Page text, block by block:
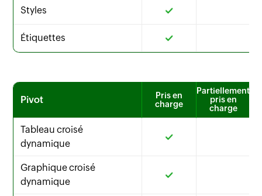
Styles
Étiquettes
Pivot
Pris en
charge
Partiellement
pris en
charge
Tableau croisé
dynamique
Graphique croisé
dynamique